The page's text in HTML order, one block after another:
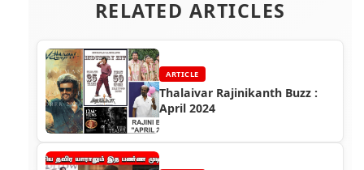
RELATED ARTICLES
ARTICLE
Thalaivar Rajinikanth Buzz :
April 2024